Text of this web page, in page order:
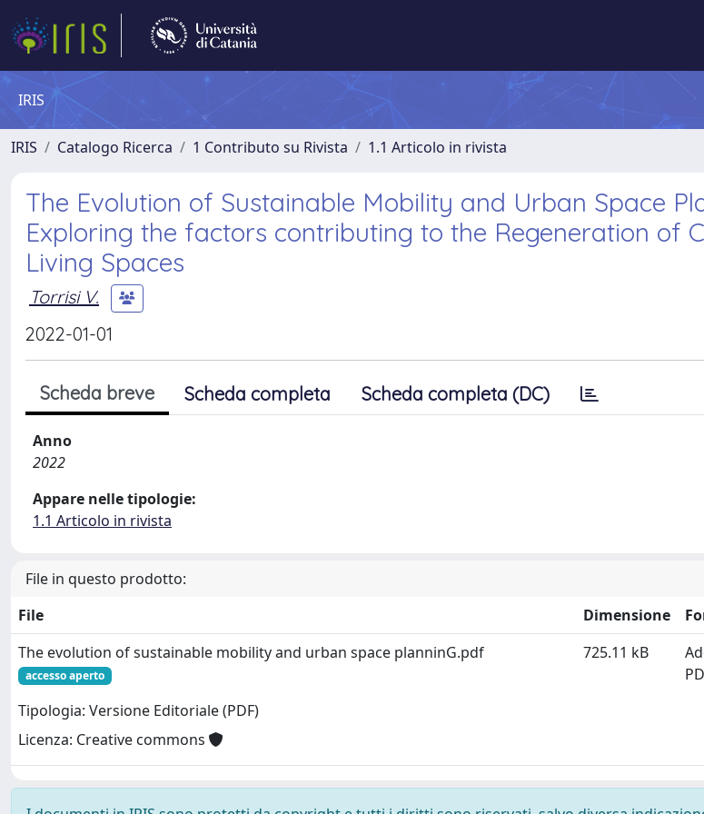
IRIS
IRIS Catalogo Ricerca 1 Contributo su Rivista 1.1 Articolo in rivista
The Evolution of Sustainable Mobility and Urban Space
Exploring the factors contributing to the Regeneration of
Living Spaces
Torrisi V.
2022-01-01
Scheda breve Scheda completa Scheda completa (DC)
Anno
2022
Appare nelle tipologie:
1.1 Articolo in rivista
File in questo prodotto:
File
Dimensione
The evolution of sustainable mobility and urban space planninG.pdf
accesso aperto
Tipologia: Versione Editoriale (PDF)
Licenza: Creative commons
725.11 kB